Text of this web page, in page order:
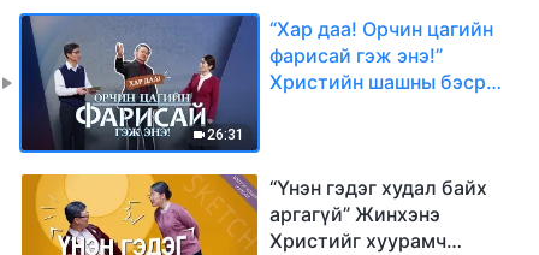
26:31
“Хар даа! Орчин цагийн
фарисай гэж энэ!”
Христийн шашны бэсрэг
“Үнэн гэдэг худал байх
аргагүй” Жинхэнэ
Христийг хуурамч